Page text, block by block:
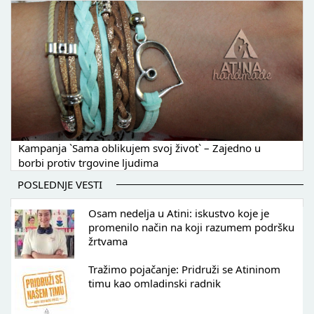
Kampanja `Sama oblikujem svoj život` – Zajedno u
borbi protiv trgovine ljudima
POSLEDNJE VESTI
Osam nedelja u Atini: iskustvo koje je
promenilo način na koji razumem podršku
žrtvama
Tražimo pojačanje: Pridruži se Atininom
timu kao omladinski radnik